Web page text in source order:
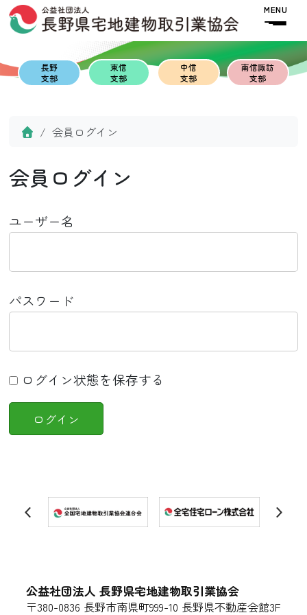
Skip to content
Skip to footer
長野
支部
東信
支部
中信
支部
南信諏訪
支部
Home会員ログイン
会員ログイン
ユーザー名
パスワード
ログイン状態を保存する
公益社団法人 長野県宅地建物取引業協会
〒380-0836 長野市南県町999-10 長野県不動産会館3F
MENU